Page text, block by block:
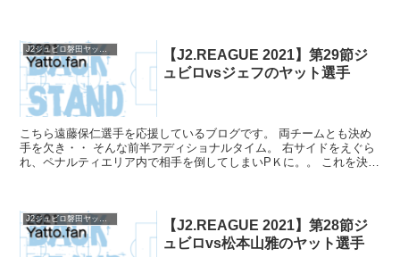
J2ジュビロ磐田ヤットファン2021
【J2.REAGUE 2021】第29節ジ
ュビロvsジェフのヤット選手
こちら遠藤保仁選手を応援しているブログです。 両チームとも決め
手を欠き・・ そんな前半アディショナルタイム。 右サイドをえぐら
れ、ペナルティエリア内で相手を倒してしまいPＫに。。 これを決め
J2ジュビロ磐田ヤットファン2021
【J2.REAGUE 2021】第28節ジ
ュビロvs松本山雅のヤット選手